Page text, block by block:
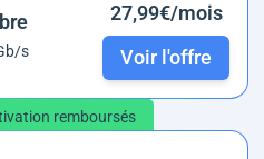
s
27,99€/mois
Voir l'offre
remboursés